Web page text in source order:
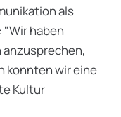
als
haben
anzusprechen,
konnten wir eine
Kultur